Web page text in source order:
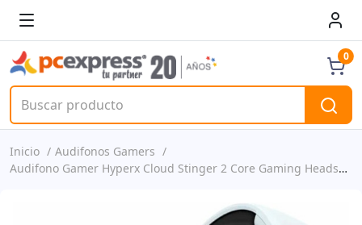
0
Inicio
Audifonos Gamers
Audifono Gamer Hyperx Cloud Stinger 2 Core Gaming Headset Ps5-ps4 P/n 6h9b5aa